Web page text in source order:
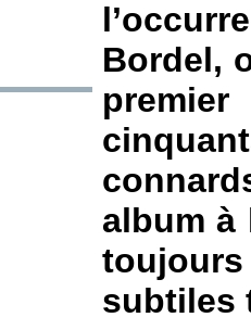
Bordel,
album
subtiles